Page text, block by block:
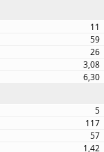
11
59
26
3,08
6,30
5
117
57
1,42